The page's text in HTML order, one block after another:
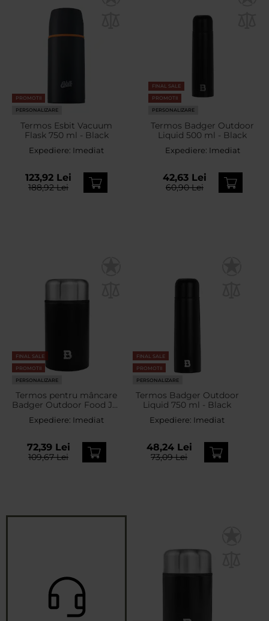
PROMOTII
PERSONALIZARE
Termos Esbit Vacuum
Flask 750 ml - Black
Expediere: Imediat
123,92 Lei
188,92 Lei
FINAL SALE
PROMOTII
PERSONALIZARE
Termos Badger Outdoor
Liquid 500 ml - Black
Expediere: Imediat
42,63 Lei
60,90 Lei
FINAL SALE
PROMOTII
PERSONALIZARE
Termos pentru mâncare
Badger Outdoor Food Jar
Hot Pot 1 l - Black
Expediere: Imediat
72,39 Lei
109,67 Lei
FINAL SALE
PROMOTII
PERSONALIZARE
Termos Badger Outdoor
Liquid 750 ml - Black
Expediere: Imediat
48,24 Lei
73,09 Lei